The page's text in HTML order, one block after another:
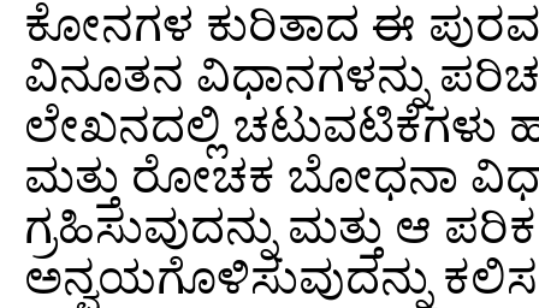
ಕೋನಗಳ ಕುರಿತಾದ ಈ
ವಿನೂತನ ವಿಧಾನಗಳನ್ನು
ಲೇಖನದಲ್ಲಿ ಚಟುವಟಿಕೆಗಳು
ಮತ್ತು ರೋಚಕ ಬೋಧನಾ
ಗ್ರಹಿಸುವುದನ್ನು ಮತ್ತು ಆ
ಅನ್ವಯಗೊಳಿಸುವುದನ್ನು